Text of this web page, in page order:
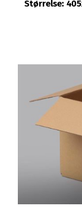
Størrelse: